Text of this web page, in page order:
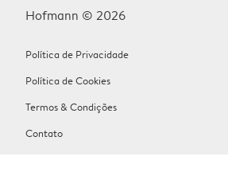
Hofmann © 2026
Política de Privacidade
Política de Cookies
Termos & Condições
Contato